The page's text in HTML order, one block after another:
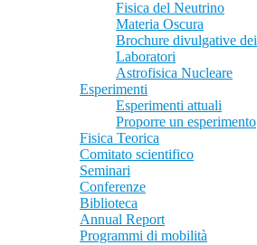
Fisica del Neutrino
Materia Oscura
Brochure divulgative dei
Laboratori
Astrofisica Nucleare
Esperimenti
Esperimenti attuali
Proporre un esperimento
Fisica Teorica
Comitato scientifico
Seminari
Conferenze
Biblioteca
Annual Report
Programmi di mobilità